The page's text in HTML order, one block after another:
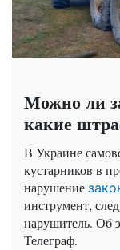
Можно ли
какие
В Украине
кустарников в
нарушение
инструмент,
нарушитель. Об
Телеграф.